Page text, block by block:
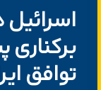
توافق